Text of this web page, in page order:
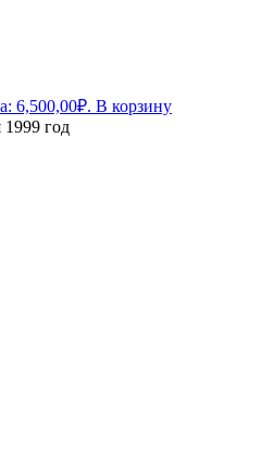
6,500,00₽. В корзину
год